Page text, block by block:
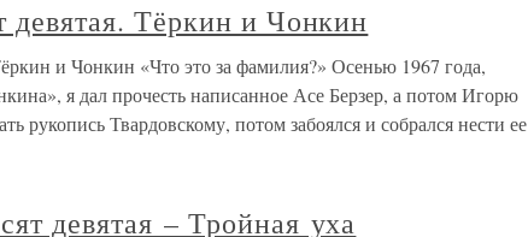
девятая. Тёркин и Чонкин
и Чонкин «Что это за фамилия?» Осенью 1967 года,
я дал прочесть написанное Асе Берзер, а потом Игорю
рукопись Твардовскому, потом забоялся и собрался нести ее
девятая – Тройная уха